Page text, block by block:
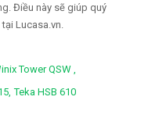
Điều này sẽ giúp quý
Lucasa.vn.
Tower QSW ,
Teka HSB 610